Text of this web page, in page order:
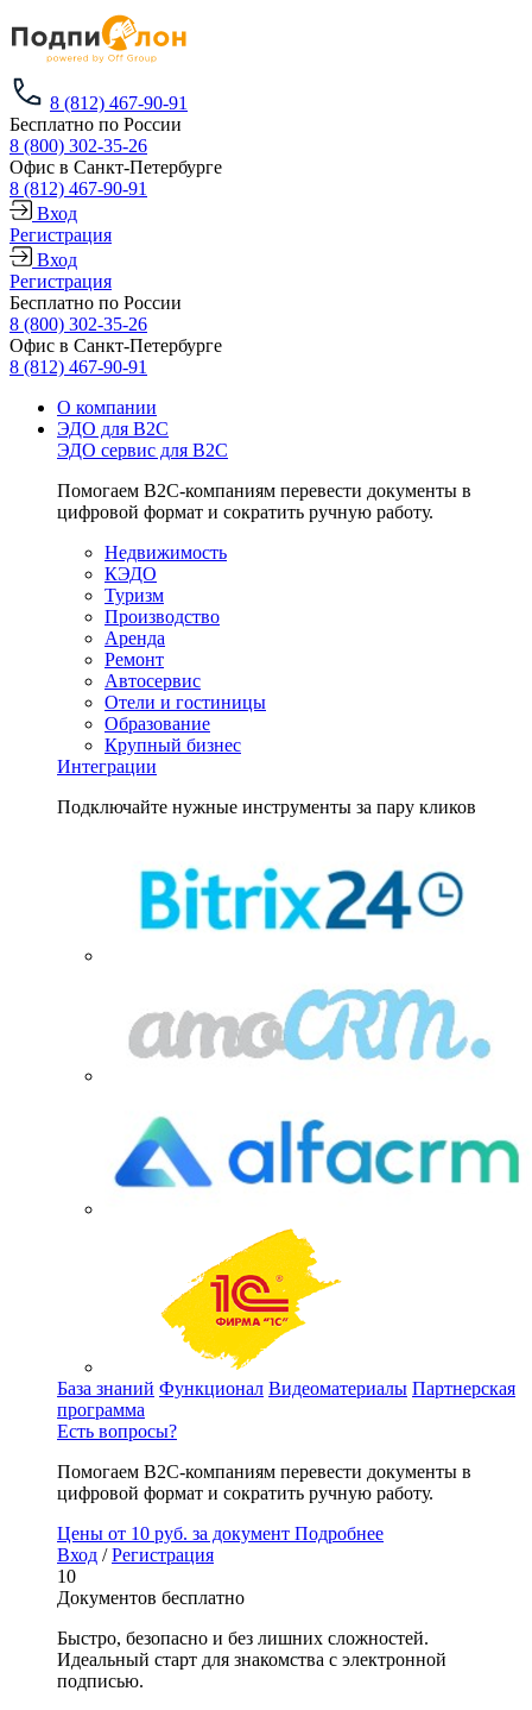
8 (812) 467-90-91
Бесплатно по России
8 (800) 302-35-26
Офис в Санкт-Петербурге
8 (812) 467-90-91
Вход
Регистрация
Вход
Регистрация
Бесплатно по России
8 (800) 302-35-26
Офис в Санкт-Петербурге
8 (812) 467-90-91
О компании
ЭДО для B2C
ЭДО сервис для B2C
Помогаем B2C-компаниям перевести документы в
цифровой формат и сократить ручную работу.
Недвижимость
КЭДО
Туризм
Производство
Аренда
Ремонт
Автосервис
Отели и гостиницы
Образование
Крупный бизнес
Интеграции
Подключайте нужные инструменты за пару кликов
База знаний Функционал Видеоматериалы Партнерская
программа
Есть вопросы?
Помогаем B2C-компаниям перевести документы в
цифровой формат и сократить ручную работу.
Цены от 10 руб. за документ Подробнее
Вход / Регистрация
10
Документов бесплатно
Быстро, безопасно и без лишних сложностей.
Идеальный старт для знакомства с электронной
подписью.